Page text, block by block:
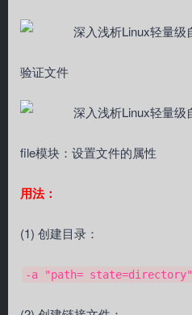
验证文件
file模块：设置文件的属性
用法：
(1) 创建目录：
-a "path= state=directory"